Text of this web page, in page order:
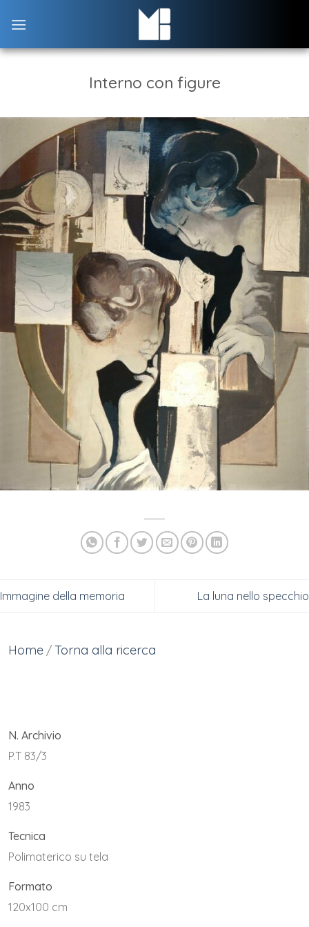
Interno con figure
Immagine della memoria La luna nello specchio
Home / Torna alla ricerca
N. Archivio
P.T 83/3
Anno
1983
Tecnica
Polimaterico su tela
Formato
120x100 cm